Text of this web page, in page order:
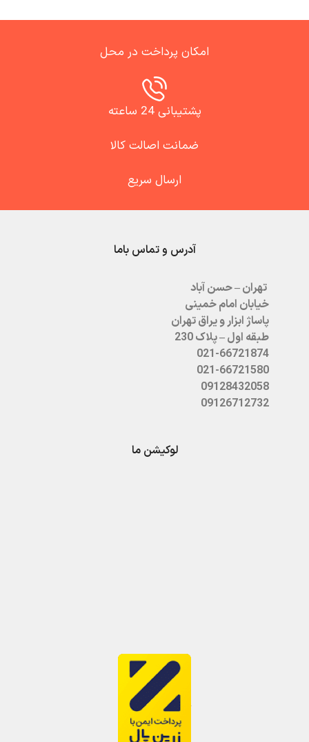
امکان پرداخت در محل
پشتیبانی 24 ساعته
ضمانت اصالت کالا
ارسال سریع
آدرس و تماس باما
تهران – حسن آباد
خیابان امام خمینی
پاساژ ابزار و یراق تهران
طبقه اول – پلاک 230
021-66721874
021-66721580
09128432058
09126712732
لوکیشن ما